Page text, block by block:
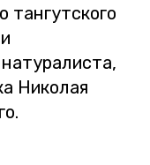
тан­гут­ско­го
Ни­ко­лая